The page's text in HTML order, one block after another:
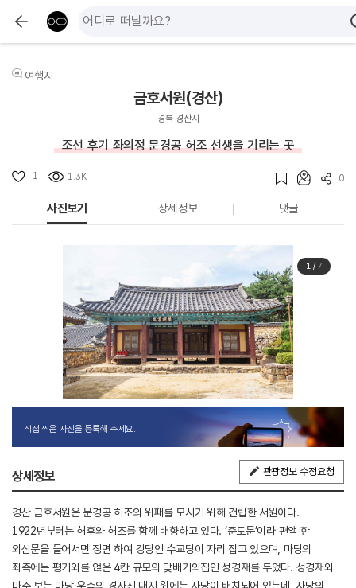
여행지
금호서원(경산)
경북 경산시
조선 후기 좌의정 문경공 허조 선생을 기리는 곳
1 1.3K 0
사진보기 상세정보 댓글
1/ 7
직접 찍은 사진을 등록해 주세요.
상세정보 관광정보 수정요청
경산 금호서원은 문경공 허조의 위패를 모시기 위해 건립한 서원이다.
1922년부터는 허후와 허조를 함께 배향하고 있다. ‘준도문’이라 편액 한
외삼문을 들어서면 정면 하여 강당인 수교당이 자리 잡고 있으며, 마당의
좌측에는 평기와를 얹은 4칸 규모의 맞배기와집인 성경재를 두었다. 성경재와
마주 보는 마당 우측의 경사진 대지 위에는 사당이 배치되어 있는데, 사당의